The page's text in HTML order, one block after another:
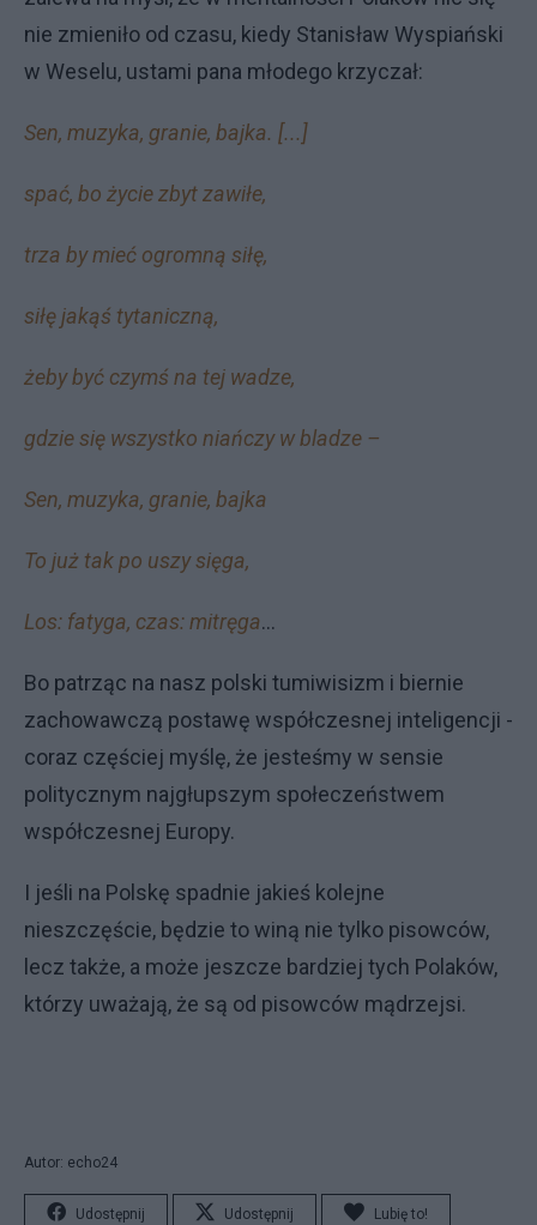
nie zmieniło od czasu, kiedy Stanisław Wyspiański
w Weselu, ustami pana młodego krzyczał:
Sen, muzyka, granie, bajka. [...]
spać, bo życie zbyt zawiłe,
trza by mieć ogromną siłę,
siłę jakąś tytaniczną,
żeby być czymś na tej wadze,
gdzie się wszystko niańczy w bladze –
Sen, muzyka, granie, bajka
To już tak po uszy sięga,
Los: fatyga, czas: mitręga...
Bo patrząc na nasz polski tumiwisizm i biernie
zachowawczą postawę współczesnej inteligencji -
coraz częściej myślę, że jesteśmy w sensie
politycznym najgłupszym społeczeństwem
współczesnej Europy.
I jeśli na Polskę spadnie jakieś kolejne
nieszczęście, będzie to winą nie tylko pisowców,
lecz także, a może jeszcze bardziej tych Polaków,
którzy uważają, że są od pisowców mądrzejsi.
Autor: echo24
Udostępnij Udostępnij Lubię to!